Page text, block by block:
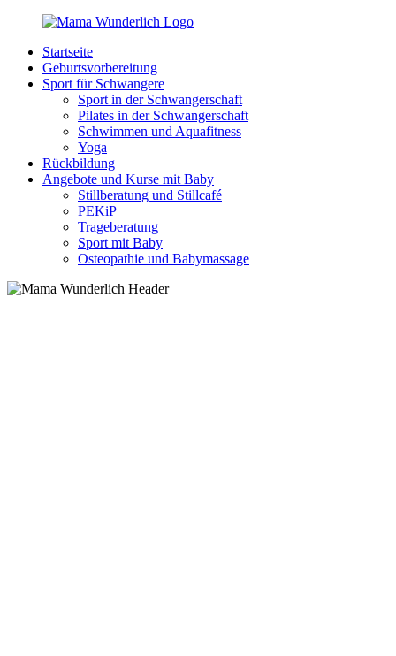
Zurück
Inhalt
MamaWunderlich.de
Mutti
sein
wunderbar!
Startseite
Geburtsvorbereitung
Sport für Schwangere
Sport in der Schwangerschaft
Pilates in der Schwangerschaft
Schwimmen und Aquafitness
Yoga
Rückbildung
Angebote und Kurse mit Baby
Stillberatung und Stillcafé
PEKiP
Trageberatung
Sport mit Baby
Osteopathie und Babymassage